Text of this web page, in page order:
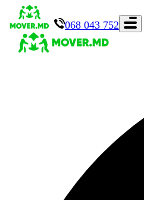
068 043 752